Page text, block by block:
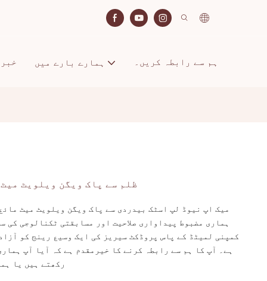
ہمارے بارے میں ہم سے رابطہ کریں۔
ظلم سے پاک ویگن ویلویٹ
میک اپ نیوڈ لپ اسٹک بیدردی سے پاک ویگن ویلویٹ میٹ
ہماری مضبوط پیداواری صلاحیت اور مسابقتی ٹکنالوجی
کمپنی لمیٹڈ کے پاس پروڈکٹ سیریز کی ایک وسیع رینج کو
ہے۔ آپ کا ہم سے رابطہ کرنے کا خیرمقدم ہے کہ آیا آپ
رکھتے ہیں یا